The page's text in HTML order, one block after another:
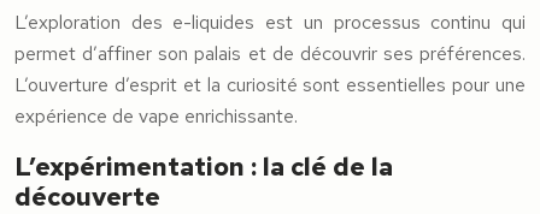
L’exploration des e-liquides est un processus continu qui
permet d’affiner son palais et de découvrir ses préférences.
L’ouverture d’esprit et la curiosité sont essentielles pour une
expérience de vape enrichissante.
L’expérimentation : la clé de la
découverte